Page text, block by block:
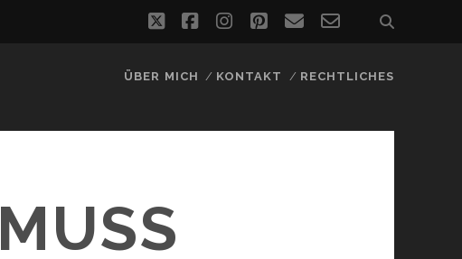
twitterfacebookinstagram
pinterest
emailemail-
ÜBER MICH KONTAKT RECHTLICHES